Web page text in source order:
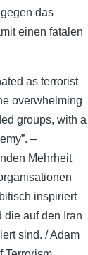
das
einen fatalen
as terrorist
overwhelming
groups, with a
–
Mehrheit
inspiriert
die auf den Iran
sind. / Adam